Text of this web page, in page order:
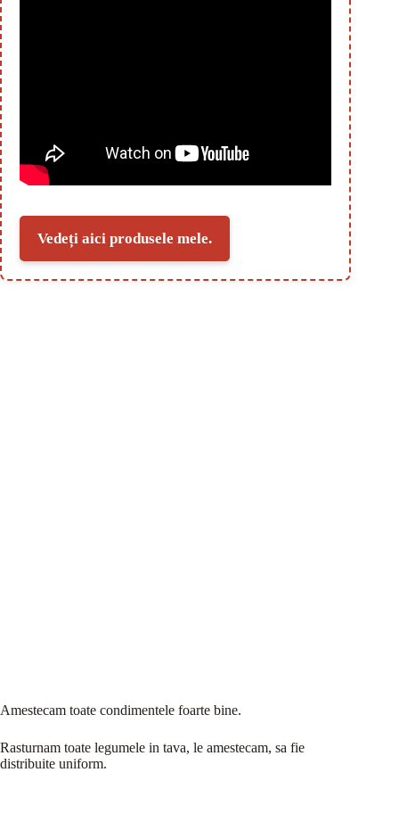
Vedeți aici produsele mele.
Amestecam toate condimentele foarte bine.
Rasturnam toate legumele in tava, le amestecam, sa fie
distribuite uniform.